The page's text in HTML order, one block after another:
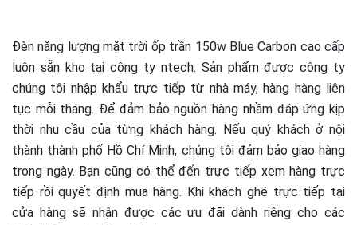
Đèn năng lượng mặt trời ốp trần 150w Blue Carbon cao cấp
luôn sẵn kho tại công ty ntech. Sản phẩm được công ty
chúng tôi nhập khẩu trực tiếp từ nhà máy, hàng hàng liên
tục mỗi tháng. Để đảm bảo nguồn hàng nhầm đáp ứng kịp
thời nhu cầu của từng khách hàng. Nếu quý khách ở nội
thành thành phố Hồ Chí Minh, chúng tôi đảm bảo giao hàng
trong ngày. Bạn cũng có thể đến trực tiếp xem hàng trực
tiếp rồi quyết định mua hàng. Khi khách ghé trực tiếp tại
cửa hàng sẽ nhận được các ưu đãi dành riêng cho các